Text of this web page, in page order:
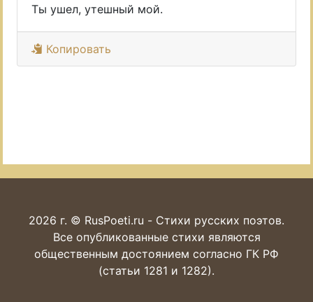
Ты ушел, утешный мой.
Копировать
2026 г. © RusPoeti.ru - Стихи русских поэтов.
Все опубликованные стихи являются
общественным достоянием согласно ГК РФ
(статьи 1281 и 1282).